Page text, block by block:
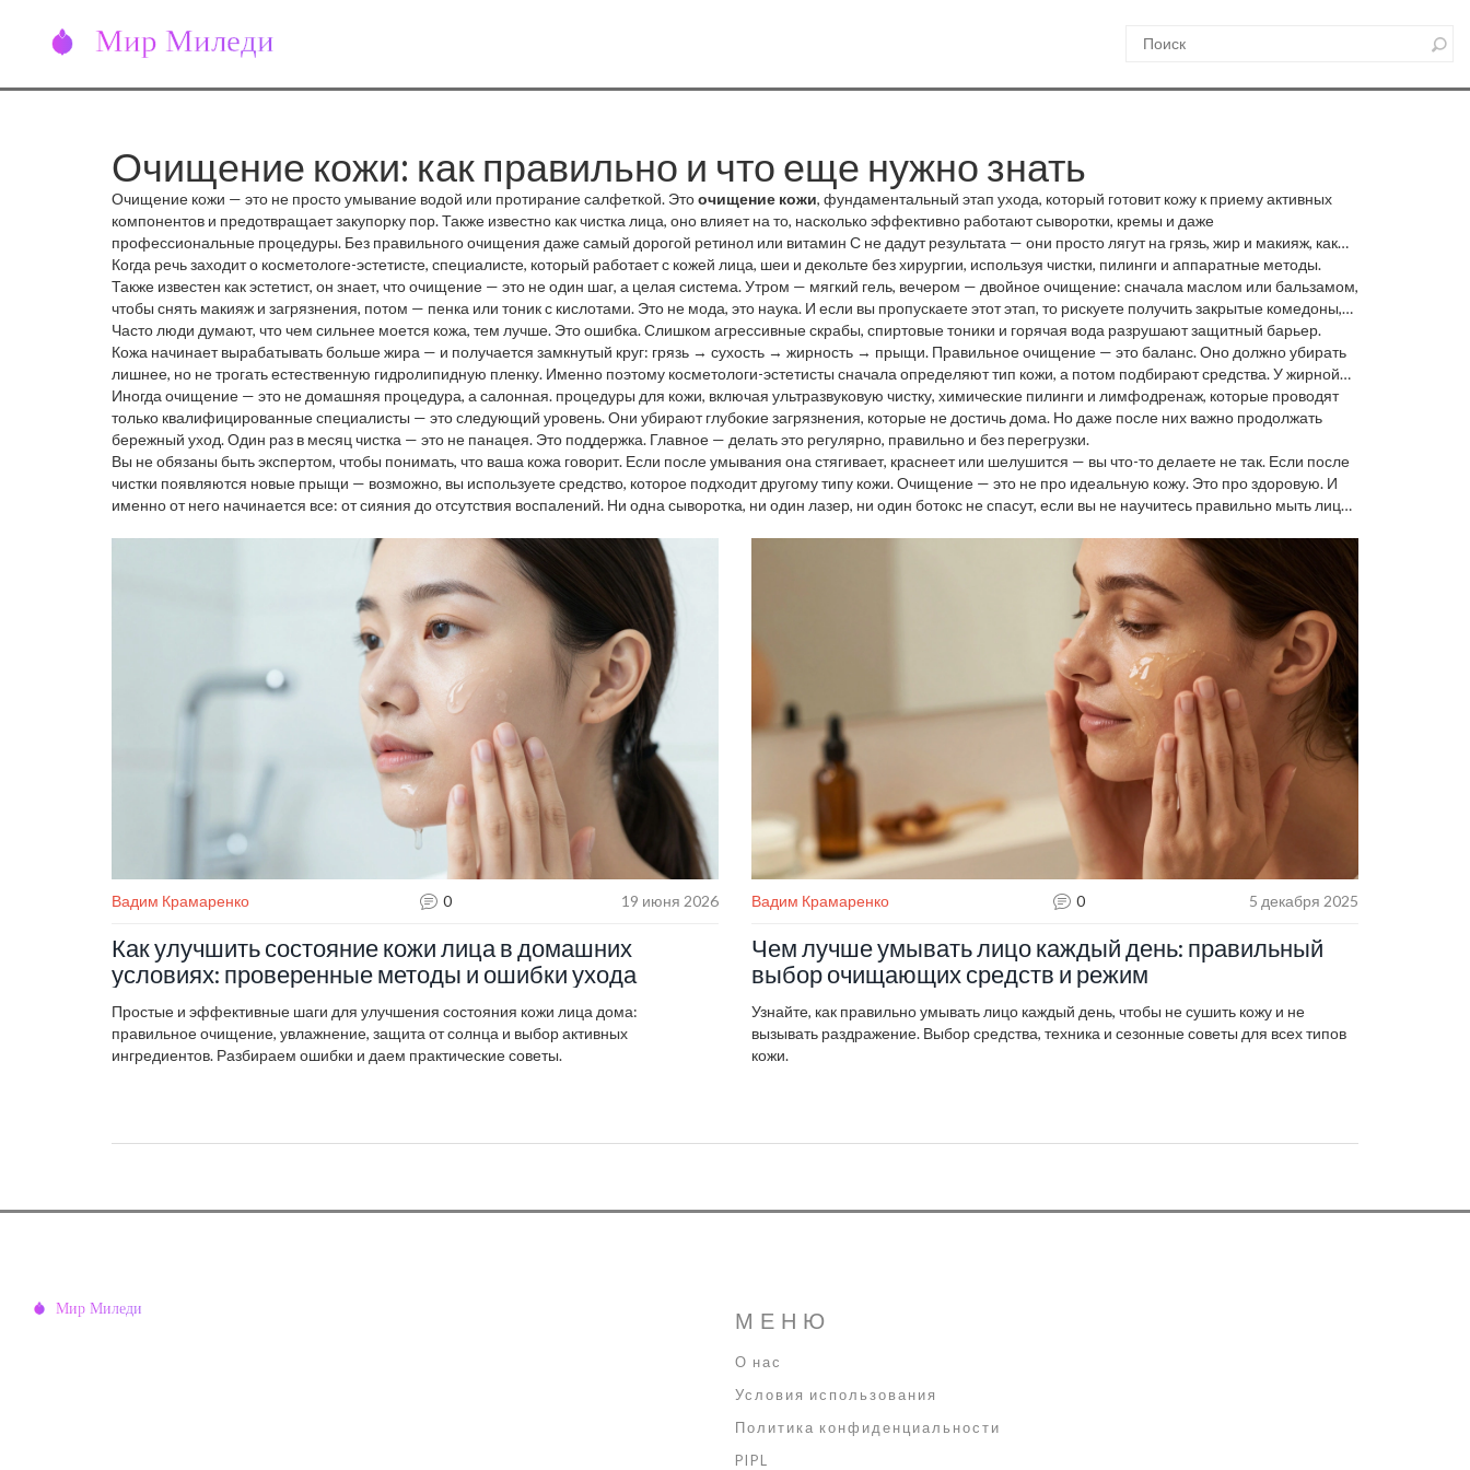
Очищение кожи: как правильно и что еще нужно знать
Очищение кожи — это не просто умывание водой или протирание салфеткой. Этоочищение кожи, фундаментальный этап ухода, который готовит кожу к приему активных
компонентов и предотвращает закупорку пор. Также известно какчистка лица, оно влияет на то, насколько эффективно работают сыворотки, кремы и даже
профессиональные процедуры. Без правильного очищения даже самый дорогой ретинол или витамин С не дадут результата — они просто лягут на грязь, жир и макияж, как
краска на неочищенную стену.
Когда речь заходит о косметологе-эстетисте, специалисте, который работает с кожей лица, шеи и декольте без хирургии, используя чистки, пилинги и аппаратные методы.
Также известен какэстетист, он знает, что очищение — это не один шаг, а целая система. Утром — мягкий гель, вечером — двойное очищение: сначала маслом или бальзамом,
чтобы снять макияж и загрязнения, потом — пенка или тоник с кислотами. Это не мода, это наука. И если вы пропускаете этот этап, то рискуете получить закрытые комедоны,
воспаления и даже ускоренное старение. Кожа не дышит — она задыхается под слоями грязи и неправильно подобранных средств.
Часто люди думают, что чем сильнее моется кожа, тем лучше. Это ошибка. Слишком агрессивные скрабы, спиртовые тоники и горячая вода разрушают защитный барьер.
Кожа начинает вырабатывать больше жира — и получается замкнутый круг: грязь → сухость → жирность → прыщи. Правильное очищение — это баланс. Оно должно убирать
лишнее, но не трогать естественную гидролипидную пленку. Именно поэтому косметологи-эстетисты сначала определяют тип кожи, а потом подбирают средства. У жирной
кожи — салициловая кислота, у чувствительной — ферментные очистители, у обезвоженной — молочко без мыла.
Иногда очищение — это не домашняя процедура, а салонная. процедуры для кожи, включая ультразвуковую чистку, химические пилинги и лимфодренаж, которые проводят
только квалифицированные специалисты — это следующий уровень. Они убирают глубокие загрязнения, которые не достичь дома. Но даже после них важно продолжать
бережный уход. Один раз в месяц чистка — это не панацея. Это поддержка. Главное — делать это регулярно, правильно и без перегрузки.
Вы не обязаны быть экспертом, чтобы понимать, что ваша кожа говорит. Если после умывания она стягивает, краснеет или шелушится — вы что-то делаете не так. Если после
чистки появляются новые прыщи — возможно, вы используете средство, которое подходит другому типу кожи. Очищение — это не про идеальную кожу. Это про здоровую. И
именно от него начинается все: от сияния до отсутствия воспалений. Ни одна сыворотка, ни один лазер, ни один ботокс не спасут, если вы не научитесь правильно мыть лицо.
чистой, а была по-настоящему здоровой.
Вадим Крамаренко 0 19 июня 2026
Как улучшить состояние кожи лица в домашних
условиях: проверенные методы и ошибки ухода
Простые и эффективные шаги для улучшения состояния кожи лица дома:
правильное очищение, увлажнение, защита от солнца и выбор активных
ингредиентов. Разбираем ошибки и даем практические советы.
Вадим Крамаренко 0 5 декабря 2025
Чем лучше умывать лицо каждый день: правильный
выбор очищающих средств и режим
Узнайте, как правильно умывать лицо каждый день, чтобы не сушить кожу и не
вызывать раздражение. Выбор средства, техника и сезонные советы для всех типов
кожи.
МЕНЮ
О нас
Условия использования
Политика конфиденциальности
PIPL